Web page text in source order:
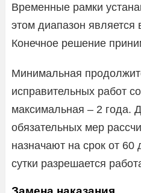
Временные рамки
этом диапазон
Конечное решение
Минимальная
исправительных работ
максимальная – 2 года.
обязательных мер
назначают на срок от
сутки разрешается